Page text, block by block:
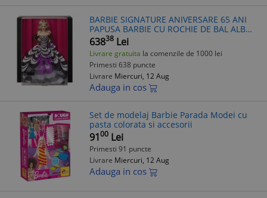
BARBIE SIGNATURE ANIVERSARE 65 ANI
PAPUSA BARBIE CU ROCHIE DE BAL ALB
NEGRU
63838 Lei
Livrare gratuita la comenzile de 1000 lei
Primesti 638 puncte
Livrare Miercuri, 12 Aug
Adauga in cos
Set de modelaj Barbie Parada Modei cu
pasta colorata si accesorii
9100 Lei
Primesti 91 puncte
Livrare Miercuri, 12 Aug
Adauga in cos